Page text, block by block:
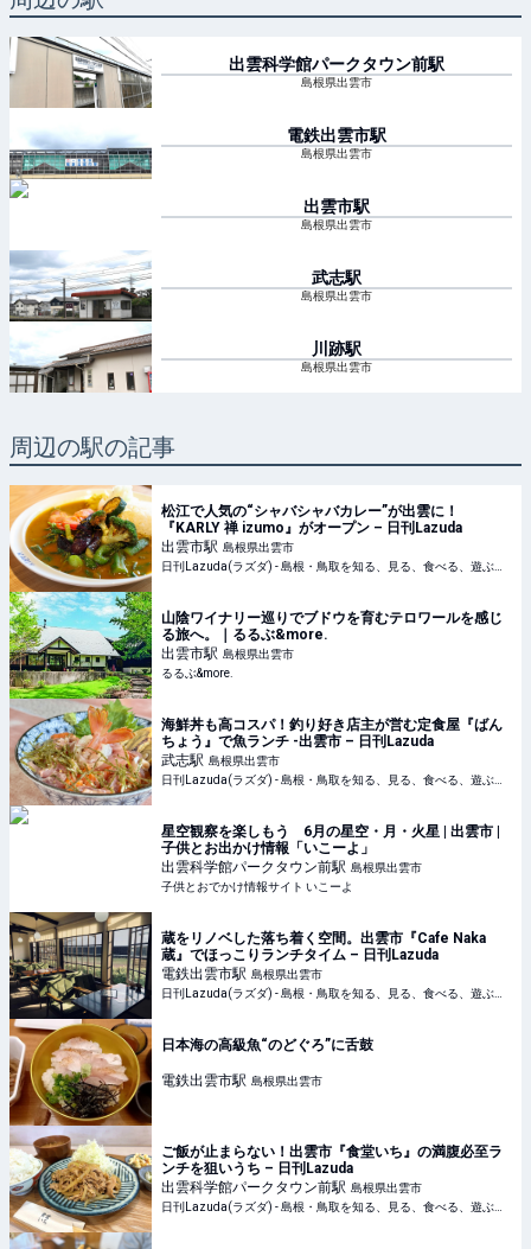
出雲科学館パークタウン前駅
島根県出雲市
電鉄出雲市駅
島根県出雲市
出雲市駅
島根県出雲市
武志駅
島根県出雲市
川跡駅
島根県出雲市
周辺の駅の記事
松江で人気の“シャバシャバカレー”が出雲に！
『KARLY 禅 izumo』がオープン – 日刊Lazuda
出雲市駅 島根県出雲市
山陰ワイナリー巡りでブドウを育むテロワールを感じ
る旅へ。｜るるぶ&more.
出雲市駅 島根県出雲市
るるぶ&more.
海鮮丼も高コスパ！釣り好き店主が営む定食屋『ばん
ちょう』で魚ランチ -出雲市 – 日刊Lazuda
武志駅 島根県出雲市
星空観察を楽しもう 6月の星空・月・火星 | 出雲市 |
子供とお出かけ情報「いこーよ」
出雲科学館パークタウン前駅 島根県出雲市
子供とおでかけ情報サイト いこーよ
蔵をリノベした落ち着く空間。出雲市『Cafe Naka
蔵』でほっこりランチタイム – 日刊Lazuda
電鉄出雲市駅 島根県出雲市
日本海の高級魚“のどぐろ”に舌鼓
電鉄出雲市駅 島根県出雲市
ご飯が止まらない！出雲市『食堂いち』の満腹必至ラ
ンチを狙いうち – 日刊Lazuda
出雲科学館パークタウン前駅 島根県出雲市